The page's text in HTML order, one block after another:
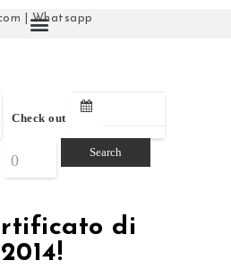
|Whatsapp
Check out
di